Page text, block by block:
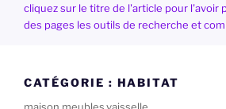
cliquez sur le titre de l'article pour l'avoir
des pages les outils de recherche et
CATÉGORIE : HABITAT